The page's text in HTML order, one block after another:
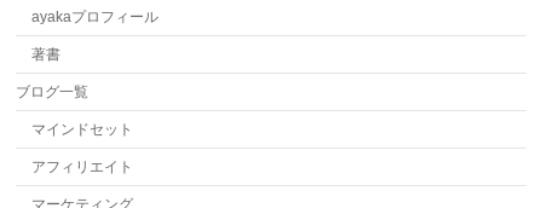
ayakaプロフィール
著書
ブログ一覧
マインドセット
アフィリエイト